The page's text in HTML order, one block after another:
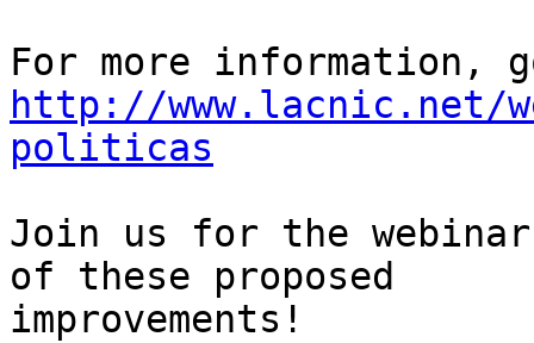
http://www.lacnic.net/
politicas
Join us for the webinar
of these proposed
improvements!